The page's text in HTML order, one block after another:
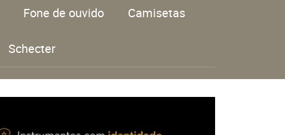
Fone de ouvido Camisetas
Schecter